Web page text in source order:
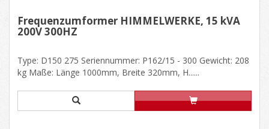
Frequenzumformer HIMMELWERKE, 15 kVA
200V 300HZ
Type: D150 275 Seriennummer: P162/15 - 300 Gewicht: 208
kg Maße: Länge 1000mm, Breite 320mm, H......